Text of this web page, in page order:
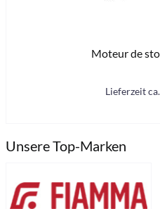
Moteur de
Lieferzeit
Unsere Top-Marken